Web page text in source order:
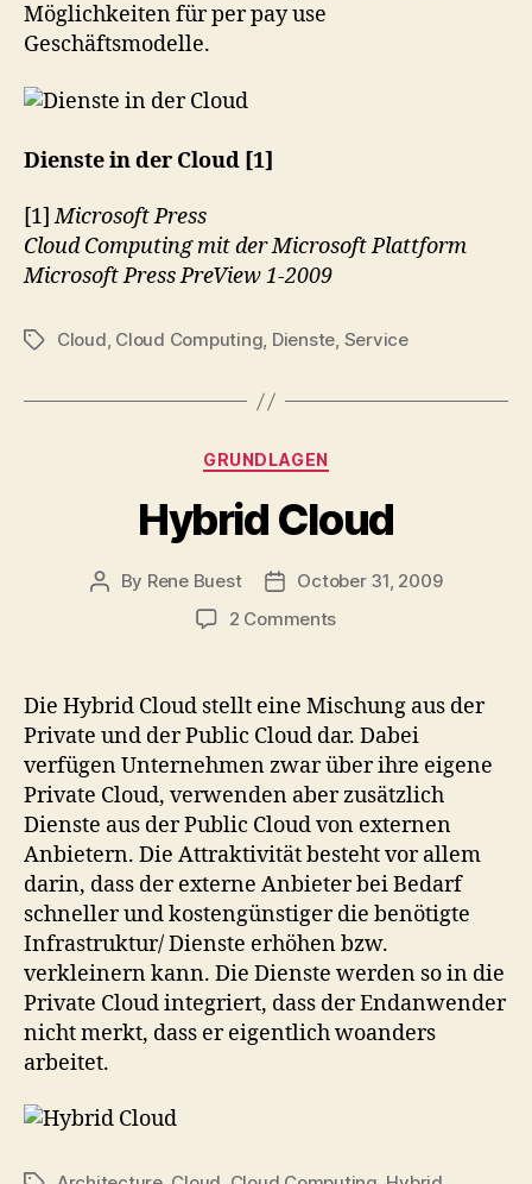
Möglichkeiten für per pay use
Geschäftsmodelle.
Dienste in der Cloud [1]
[1] Microsoft Press
Cloud Computing mit der Microsoft Plattform
Microsoft Press PreView 1-2009
TagsCloud, Cloud Computing, Dienste, Service
Categories
GRUNDLAGEN
Hybrid Cloud
Post
By Rene Buest
PostOctober 31, 2009
2 Commentson
Die Hybrid Cloud stellt eine Mischung aus der
Private und der Public Cloud dar. Dabei
verfügen Unternehmen zwar über ihre eigene
Private Cloud, verwenden aber zusätzlich
Dienste aus der Public Cloud von externen
Anbietern. Die Attraktivität besteht vor allem
darin, dass der externe Anbieter bei Bedarf
schneller und kostengünstiger die benötigte
Infrastruktur/ Dienste erhöhen bzw.
verkleinern kann. Die Dienste werden so in die
Private Cloud integriert, dass der Endanwender
nicht merkt, dass er eigentlich woanders
arbeitet.